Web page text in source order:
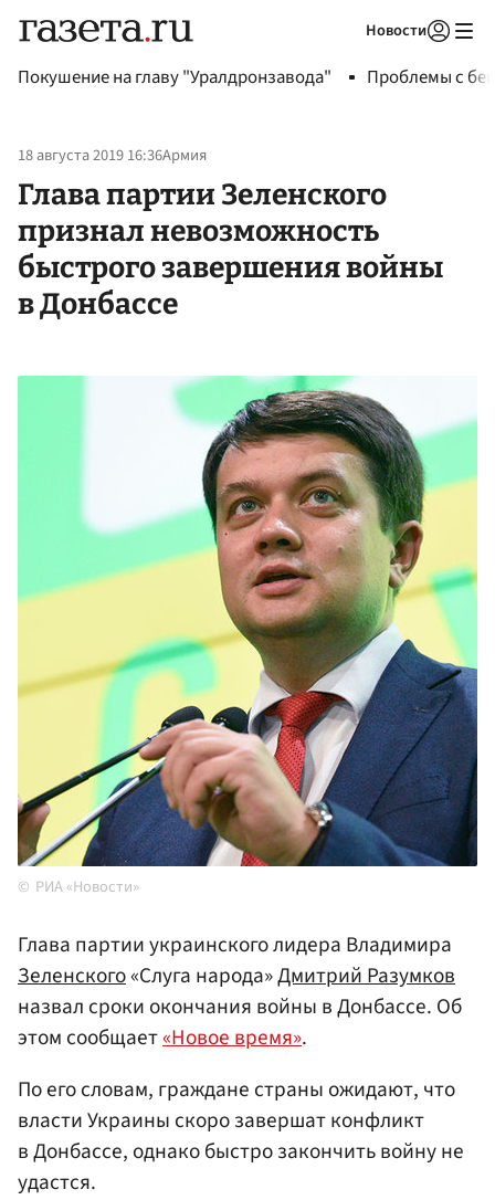
Новости
Покушение на главу "Уралдронзавода" Проблемы с
18 августа 2019 16:36Армия
Глава партии Зеленского
признал невозможность
быстрого завершения войны
в Донбассе
РИА «Новости»
Глава партии украинского лидера Владимира
Зеленского«Слуга народа»Дмитрий Разумков
назвал сроки окончания войны в Донбассе. Об
этом сообщает«Новое время».
По его словам, граждане страны ожидают, что
власти Украины скоро завершат конфликт
в Донбассе, однако быстро закончить войну не
удастся.